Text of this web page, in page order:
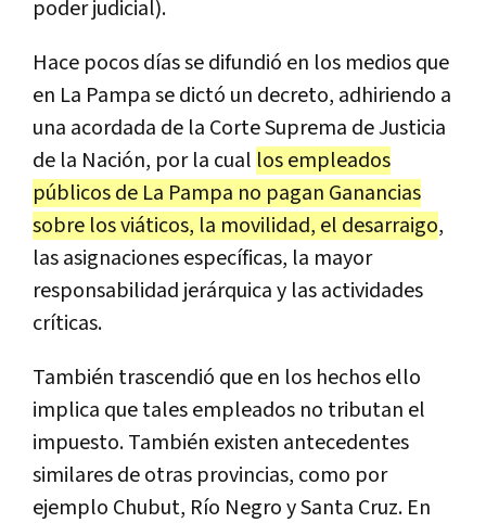
poderjudicial).
Hace pocosdíassedifundió en los mediosque
en La Pampasedictó un decreto, adhiriendo a
una acordada de la CorteSuprema deJusticia
de la Nación, por la cual losempleados
públicosde La Pampa no pagan Ganancias
sobre losviáticos, la movilidad, el desarraigo,
lasasignacionesespecíficas, la mayor
responsabilidad jerárquicay lasactividades
críticas.
También trascendió queen los hechosello
implica quetalesempleados no tributan el
impuesto.También existen antecedentes
similaresdeotras provincias, como por
ejemplo Chubut, Río NegroySanta Cruz. En